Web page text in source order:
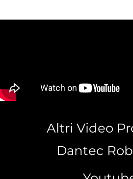
Altri Video
Dantec